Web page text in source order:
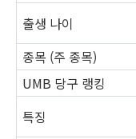
출생 나이
종목 (주 종목)
UMB 당구 랭킹
특징